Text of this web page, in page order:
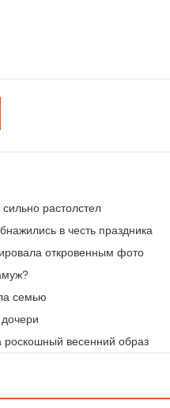
растолстел
в честь праздника
откровенным фото
семью
роскошный весенний образ